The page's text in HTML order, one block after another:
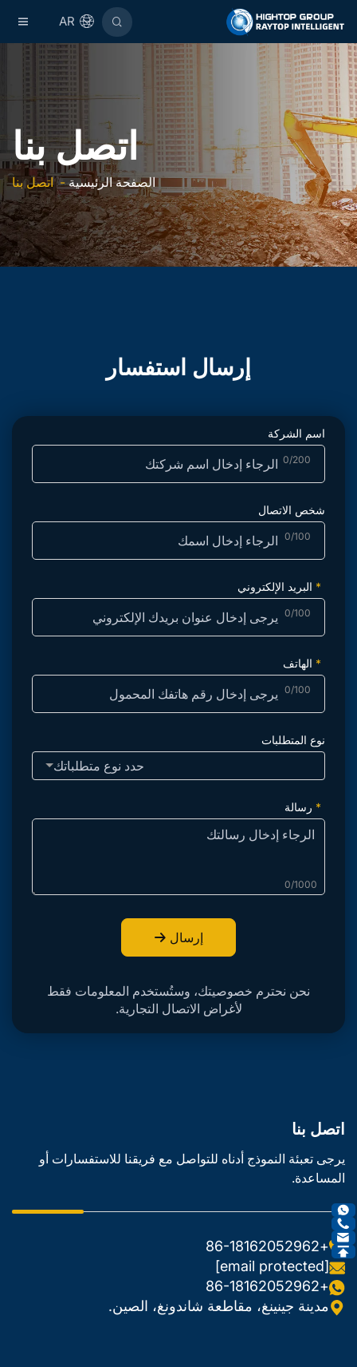
AR
اتصل بنا
الصفحة الرئيسية-اتصل بنا
إرسال استفسار
اسم الشركة
0/200
شخص الاتصال
0/100
البريد الإلكتروني
0/100
الهاتف
0/100
نوع المتطلبات
حدد نوع متطلباتك
رسالة
0/1000
إرسال
نحن نحترم خصوصيتك، وستُستخدم المعلومات فقط
لأغراض الاتصال التجارية.
اتصل بنا
يرجى تعبئة النموذج أدناه للتواصل مع فريقنا للاستفسارات أو
المساعدة.
+86-18162052962
[email protected]
+86-18162052962
مدينة جينينغ، مقاطعة شاندونغ، الصين.